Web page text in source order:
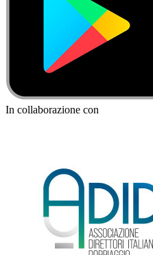
In collaborazione con